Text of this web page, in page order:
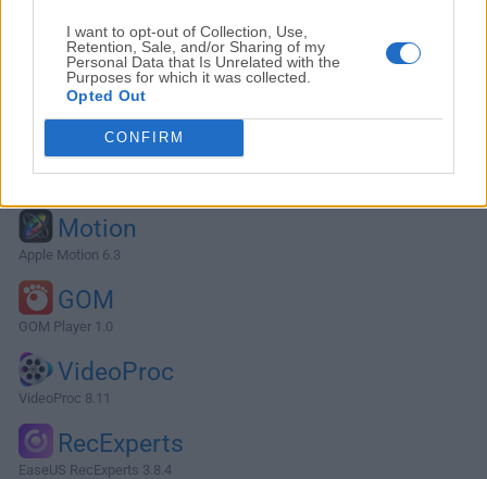
I want to opt-out of Collection, Use,
Retention, Sale, and/or Sharing of my
Personal Data that Is Unrelated with the
Purposes for which it was collected.
Opted Out
CONFIRM
Motion
Apple Motion 6.3
GOM
GOM Player 1.0
VideoProc
VideoProc 8.11
RecExperts
EaseUS RecExperts 3.8.4